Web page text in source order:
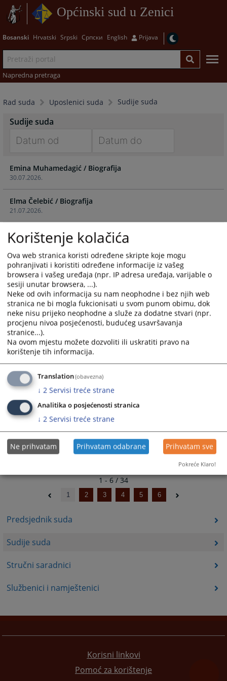
Općinski sud u Zenici
Bosanski Hrvatski Srpski Српски English Prijava
Napredna pretraga
Rad suda Uposlenici suda Sudije suda
Predsjednik suda
Sudije suda
Stručni saradnici
Službenici i namještenici
Sudije suda
forward
to
interact
with
the
calendar
and
select
a
date.
Press
the
question
mark
key
to
get
the
keyboard
shortcuts
for
changing
dates.
forward
interact
with
calendar
and
select
a
date.
Press
the
question
mark
key
get
the
shortcuts
for
changing
30.07.2026.
Emina Muhamedagić / Biografija
21.07.2026.
Elma Čelebić / Biografija
12.05.2026.
Dženita Sivac / Biografija
08.05.2026.
Pamela Nikić- Kulenović/ Biografija
08.05.2026.
Nada Stevanović / Biografija
07.05.2026.
Amer Krđalić / Biografija
1 - 6 / 34
1 2 3 4 5 6
Korisni linkovi
Pomoć za korištenje
Korištenje kolačića
Ova web stranica koristi određene skripte koje mogu
pohranjivati i koristiti određene informacije iz vašeg
browsera i vašeg uređaja (npr. IP adresa uređaja, varijable o
sesiji unutar browsera, ...).
Neke od ovih informacija su nam neophodne i bez njih web
stranica ne bi mogla fukcionisati u svom punom obimu, dok
neke nisu prijeko neophodne a služe za dodatne stvari (npr.
procjenu nivoa posjećenosti, budućeg usavršavanja
stranice...).
Na ovom mjestu možete dozvoliti ili uskratiti pravo na
korištenje tih informacija.
Translation(obavezna)
↓ 2 Servisi treće strane
Analitika o posjećenosti stranica
↓ 2 Servisi treće strane
Ne prihvatam Prihvatam odabrane Prihvatam sve
Pokreće Klaro!